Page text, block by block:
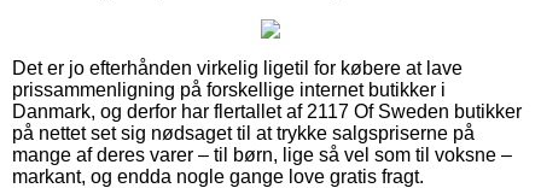
Det er jo efterhånden virkelig ligetil for købere at lave
prissammenligning på forskellige internet butikker i
Danmark, og derfor har flertallet af 2117 Of Sweden butikker
på nettet set sig nødsaget til at trykke salgspriserne på
mange af deres varer – til børn, lige så vel som til voksne –
markant, og endda nogle gange love gratis fragt.